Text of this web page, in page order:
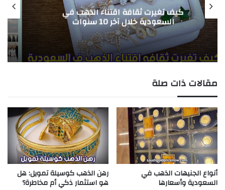
كيف تتأثر أسعار الذهب في السعودية
بمواسم الحج والعمرة
مقالات ذات صلة
أنواع الجنيهات الذهب في
السعودية وأسعارها
رهن الذهب كوسيلة تمويل: هل
هو استثمار ذكي أم مخاطرة؟